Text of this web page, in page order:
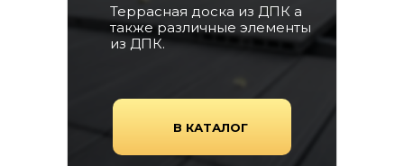
Террасная доска из ДПК а
также различные элементы
из ДПК.
В КАТАЛОГ